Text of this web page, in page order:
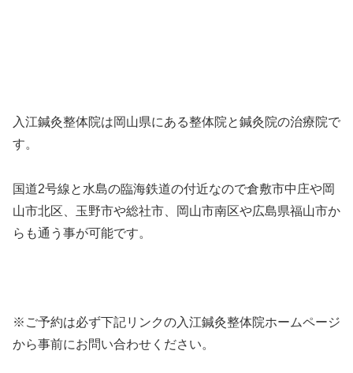
入江鍼灸整体院は岡山県にある整体院と鍼灸院の治療院で
す。
国道2号線と水島の臨海鉄道の付近なので倉敷市中庄や岡
山市北区、玉野市や総社市、岡山市南区や広島県福山市か
らも通う事が可能です。
※ご予約は必ず下記リンクの入江鍼灸整体院ホームページ
から事前にお問い合わせください。